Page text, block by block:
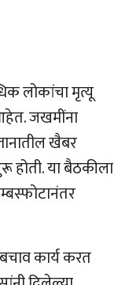
लोकांचा मृत्यू
जखमींना
खैबर
या बैठकीला
कार्य करत